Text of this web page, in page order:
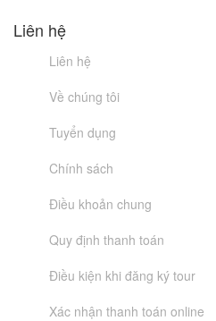
Liên hệ
Liên hệ
Về chúng tôi
Tuyển dụng
Chính sách
Điều khoản chung
Quy định thanh toán
Điều kiện khi đăng ký tour
Xác nhận thanh toán online